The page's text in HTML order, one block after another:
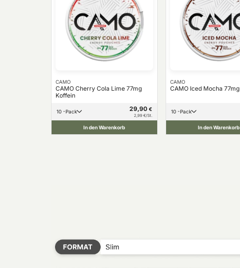
CAMO
CAMO Cherry Cola Lime 77mg
Koffein
10 -Pack 29,90 €
2,99 €/St.
In den Warenkorb
CAMO
CAMO Iced Mocha
10 -Pack
In den Warenkorb